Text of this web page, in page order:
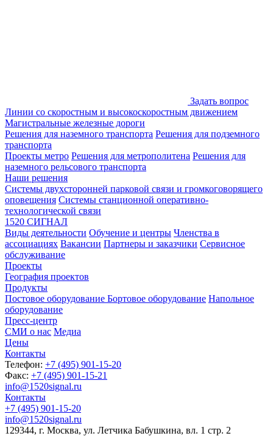
Задать вопрос
Линии со скоростным и высокоскоростным движением
Магистральные железные дороги
Решения для наземного транспорта Решения для подземного
транспорта
Проекты метро Решения для метрополитена Решения для
наземного рельсового транспорта
Наши решения
Системы двухсторонней парковой связи и громкоговорящего
оповещения Системы станционной оперативно-
технологической связи
1520 СИГНАЛ
Виды деятельности Обучение и центры Членства в
ассоциациях Вакансии Партнеры и заказчики Сервисное
обслуживание
Проекты
География проектов
Продукты
Постовое оборудование Бортовое оборудование Напольное
оборудование
Пресс-центр
СМИ о нас Медиа
Цены
Контакты
Телефон: +7 (495) 901-15-20
Факс: +7 (495) 901-15-21
info@1520signal.ru
Контакты
+7 (495) 901-15-20
info@1520signal.ru
129344, г. Москва, ул. Летчика Бабушкина, вл. 1 стр. 2